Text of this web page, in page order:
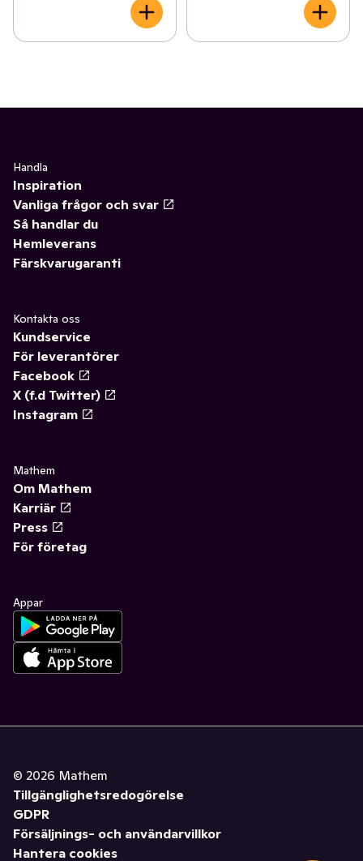
Handla
Inspiration
Vanliga frågor och svar
Så handlar du
Hemleverans
Färskvarugaranti
Kontakta oss
Kundservice
För leverantörer
Facebook
X (f.d Twitter)
Instagram
Mathem
Om Mathem
Karriär
Press
För företag
Appar
© 2026 Mathem
Tillgänglighetsredogörelse
GDPR
Försäljnings- och användarvillkor
Hantera cookies